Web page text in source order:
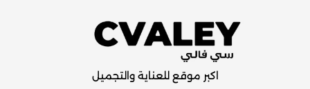
اكبر موقع للعناية والتجميل